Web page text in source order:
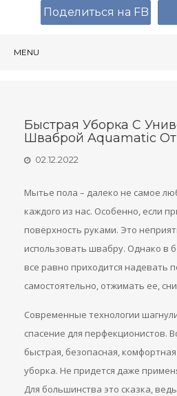
MENU
Быстрая Уборка С
Шваброй Aquamatic
02.12.2022
Мытье пола – далеко не самое
каждого из нас. Особенно, если
поверхность руками. Это
использовать швабру. Однако в
все равно приходится надевать
самостоятельно, отжимать ее,
Современные технологии
спасение для перфекционистов.
быстрая, безопасная,
уборка. Не придется даже
Для большинства это сказка,
Поделиться на FB